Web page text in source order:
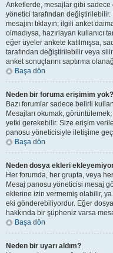
Anketlerde, mesajlar gibi sadece
yönetici tarafından
mesajını tıklayın; ilgili anket
olmadıysa, hazırlayan kullanıcı
eğer üyeler ankete katılmışsa,
tarafından değiştirilebilir veya
anket sonuçlarını saptırma
Başa dön
Neden bir foruma erişimim yok?
Bazı forumlar sadece belirli
Mesajları okumak,
yetki gerekebilir. Size erişim
panosu yöneticisiyle iletişime
Başa dön
Neden dosya ekleri
Her forumda, her grupta, veya
Mesaj panosu yöneticisi mesaj
eklerine izin vermemiş olabilir,
eki gönderebiliyordur. Eğer
hakkında bir şüpheniz varsa
Başa dön
Neden bir uyarı aldım?